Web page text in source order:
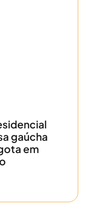
gaúcha
em